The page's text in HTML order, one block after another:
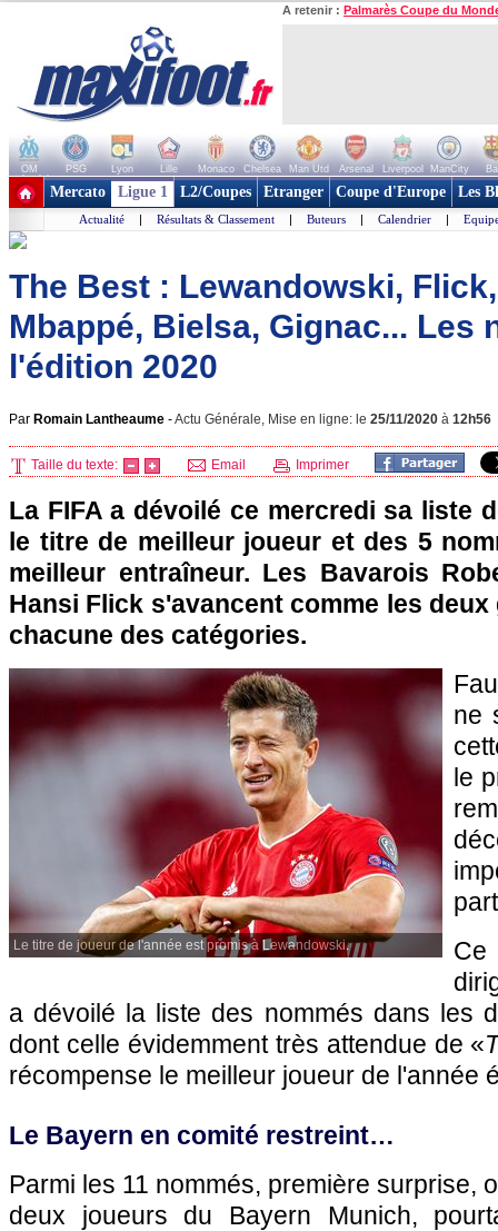
A retenir : Palmarès Coupe du
OM PSG Lyon Lille Monaco Chelsea Man Utd Arsenal Liverpool ManCity
+ de clubs
Mercato Ligue 1 L2/Coupes Etranger Coupe d'Europe Les
Actualité | Résultats & Classement | Buteurs | Calendrier |
The Best : Lewandowski,
Mbappé, Bielsa, Gignac... Les
l'édition 2020
Par Romain Lantheaume -Actu Générale, Mise en ligne: le 25/11/2020 à 12h56
Taille du texte: Email Imprimer
La FIFA a dévoilé ce mercredi sa liste
le titre de meilleur joueur et des 5
meilleur entraîneur. Les Bavarois
Hansi Flick s'avancent comme les
chacune des catégories.
Le titre de joueur de l'année est promis à Lewandowski.
ne
le
Ce
a dévoilé la liste des nommés dans les
dont celle évidemment très attendue de «
récompense le meilleur joueur de l'année
Le Bayern en comité restreint…
Parmi les 11 nommés, première surprise,
deux joueurs du Bayern Munich,